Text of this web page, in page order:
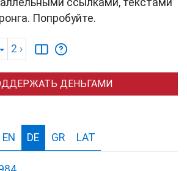
Попробуйте.
2 ›
ДЕНЬГАМИ
EN DE GR LAT